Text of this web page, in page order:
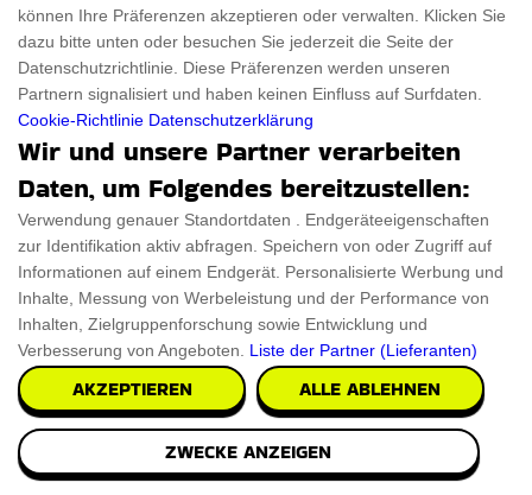
Acer Predator Thronos
Spielkonsole
Mit dem Acer Predator Thronos Gaming Cockpit
können Sie ein Teil der Action sein. Es ist
verständlich, dass sie bereit sind, etwas mehr zu
bezahlen, um diese Zeit bequem und ganz in ihr
Spiel eingetaucht zu verbringen, anstatt auf dem
können Ihre Präferenzen akzeptieren oder verwalten. Klicken Sie
dazu bitte unten oder besuchen Sie jederzeit die Seite der
Datenschutzrichtlinie. Diese Präferenzen werden unseren
Partnern signalisiert und haben keinen Einfluss auf Surfdaten.
Cookie-Richtlinie Datenschutzerklärung
Wir und unsere Partner verarbeiten
Daten, um Folgendes bereitzustellen:
Verwendung genauer Standortdaten . Endgeräteeigenschaften
zur Identifikation aktiv abfragen. Speichern von oder Zugriff auf
Informationen auf einem Endgerät. Personalisierte Werbung und
Inhalte, Messung von Werbeleistung und der Performance von
Inhalten, Zielgruppenforschung sowie Entwicklung und
Verbesserung von Angeboten. Liste der Partner (Lieferanten)
AKZEPTIEREN ALLE ABLEHNEN
ZWECKE ANZEIGEN